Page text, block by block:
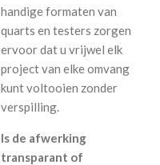
handige formaten van
quarts en testers zorgen
ervoor dat u vrijwel elk
project van elke omvang
kunt voltooien zonder
verspilling.
Is de afwerking
transparant of